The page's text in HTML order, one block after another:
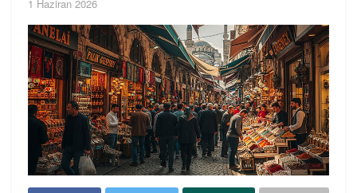
1 Haziran 2026